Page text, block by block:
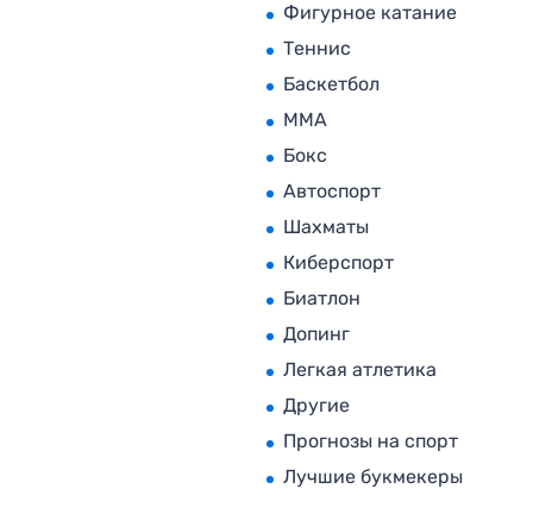
Фигурное катание
Теннис
Баскетбол
MMA
Бокс
Автоспорт
Шахматы
Киберспорт
Биатлон
Допинг
Легкая атлетика
Другие
Прогнозы на спорт
Лучшие букмекеры